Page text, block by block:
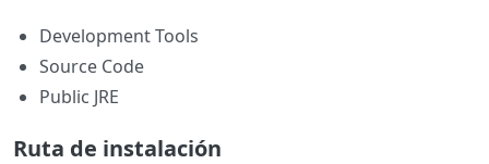
Development Tools
Source Code
Public JRE
Ruta de instalación